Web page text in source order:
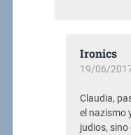
Ironics
19/06/
Claudia,
el nazismo
judios,